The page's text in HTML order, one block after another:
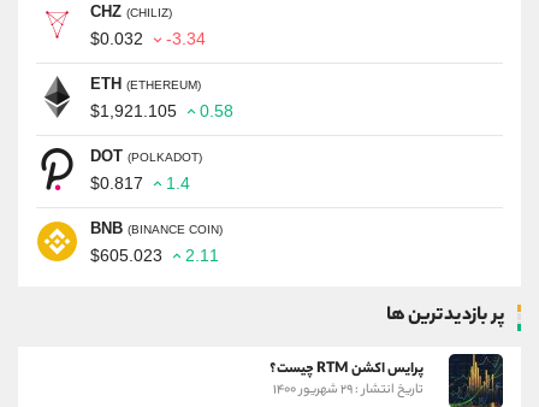
CHZ (CHILIZ)
$0.032 -3.34
ETH (ETHEREUM)
$1,921.105 0.58
DOT (POLKADOT)
$0.817 1.4
BNB (BINANCE COIN)
$605.023 2.11
پر بازدیدترین ها
پرایس اکشن RTM چیست؟
تاریخ انتشار : ۲۹ شهریور ۱۴۰۰